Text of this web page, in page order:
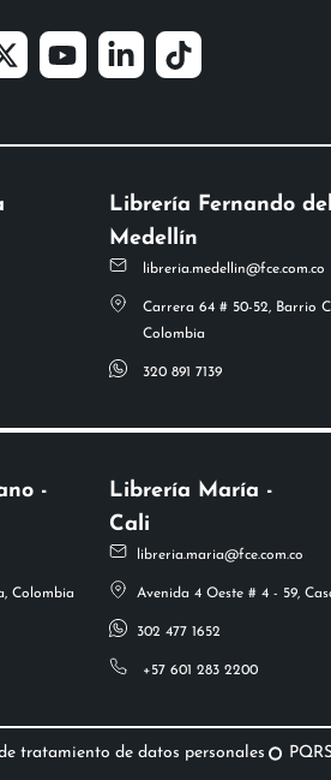
Librería Fernando
Medellín
libreria.medellin@fce.com.co
Carrera 64 # 50-52, Barrio
Colombia
320 891 7139
-
Colombia
Librería María -
Cali
+57 601 283 2200
tratamiento de datos personales